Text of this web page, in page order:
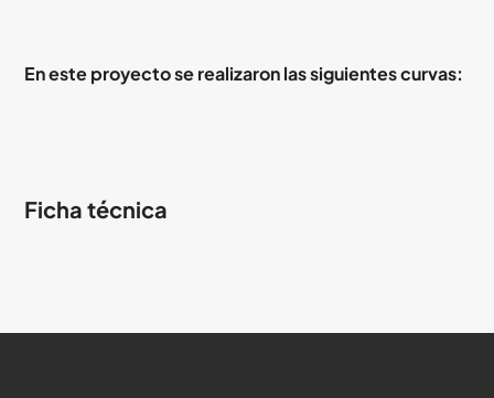
En este proyecto se realizaron las siguientes curvas:
Ficha técnica